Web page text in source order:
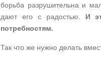
борьба разрушительна и
дают его с радостью. И
потребностям.
Так что же нужно делать